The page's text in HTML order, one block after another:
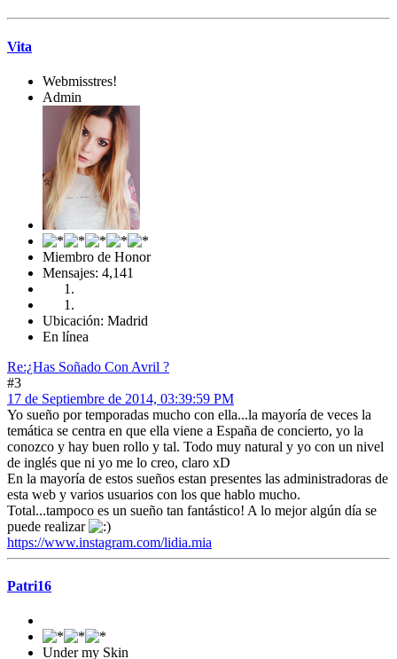
Vita
Webmisstres!
Admin
Miembro de Honor
Mensajes: 4,141
Ubicación: Madrid
En línea
Re:¿Has Soñado Con Avril ?
#3
17 de Septiembre de 2014, 03:39:59 PM
Yo sueño por temporadas mucho con ella...la mayoría de veces la
temática se centra en que ella viene a España de concierto, yo la
conozco y hay buen rollo y tal. Todo muy natural y yo con un nivel
de inglés que ni yo me lo creo, claro xD
En la mayoría de estos sueños estan presentes las administradoras de
esta web y varios usuarios con los que hablo mucho.
Total...tampoco es un sueño tan fantástico! A lo mejor algún día se
puede realizar
https://www.instagram.com/lidia.mia
Patri16
Under my Skin